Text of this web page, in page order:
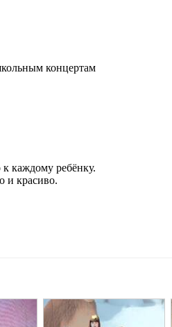
концертам
к каждому ребёнку.
и красиво.